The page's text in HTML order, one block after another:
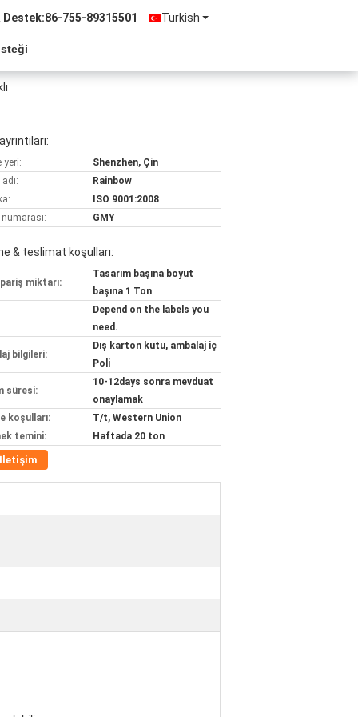
Turkish
Destek:86-755-89315501
yeri:
Shenzhen, Çin
Rainbow
ISO 9001:2008
GMY
& teslimat koşulları:
miktarı:
Tasarım başına boyut
başına 1 Ton
Depend on the labels you
need.
bilgileri:
Dış karton kutu, ambalaj iç
Poli
süresi:
10-12days sonra mevduat
onaylamak
koşulları:
T/t, Western Union
temini:
Haftada 20 ton
İletişim